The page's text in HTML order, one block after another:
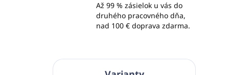
Až 99 % zásielok u vás do
druhého pracovného dňa,
nad 100 € doprava zdarma.